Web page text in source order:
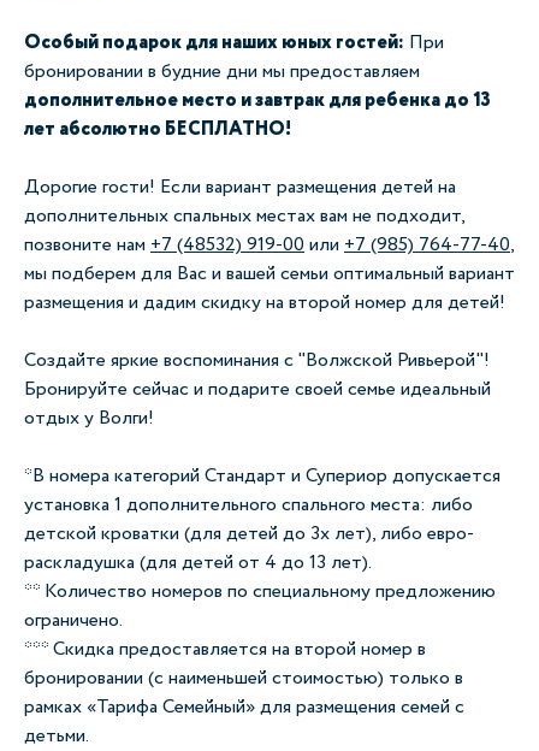
Особый подарок для наших юных гостей: При
бронировании в будние дни мы предоставляем
дополнительное место и завтрак для ребенка до 13
лет абсолютно БЕСПЛАТНО!
Дорогие гости! Если вариант размещения детей на
дополнительных спальных местах вам не подходит,
позвоните нам +7 (48532) 919-00или +7 (985) 764-77-40,
мы подберем для Вас и вашей семьи оптимальный вариант
размещения и дадим скидку на второй номер для детей!
Создайте яркие воспоминания с "Волжской Ривьерой"!
Бронируйте сейчас и подарите своей семье идеальный
отдых у Волги!
*В номера категорий Стандарт и Супериор допускается
установка 1 дополнительного спального места: либо
детской кроватки (для детей до 3х лет), либо евро-
раскладушка (для детей от 4 до 13 лет).
** Количество номеров по специальному предложению
ограничено.
*** Скидка предоставляется на второй номер в
бронировании (с наименьшей стоимостью) только в
рамках «Тарифа Семейный» для размещения семей с
детьми.